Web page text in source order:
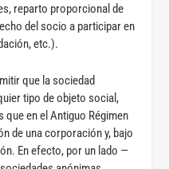
reparto proporcional de
del socio a participar en
etc.).
que la sociedad
tipo de objeto social,
que en el Antiguo Régimen
de una corporación y, bajo
En efecto, por un lado —